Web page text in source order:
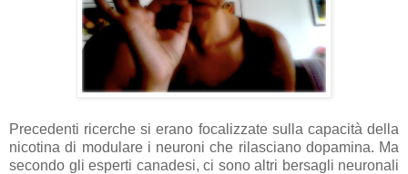
Precedenti ricerche si erano focalizzate sulla capacità della
nicotina di modulare i neuroni che rilasciano dopamina. Ma
secondo gli esperti canadesi, ci sono altri bersagli neuronali